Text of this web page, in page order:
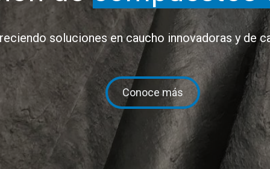
soluciones en caucho innovadoras y de
Conoce más